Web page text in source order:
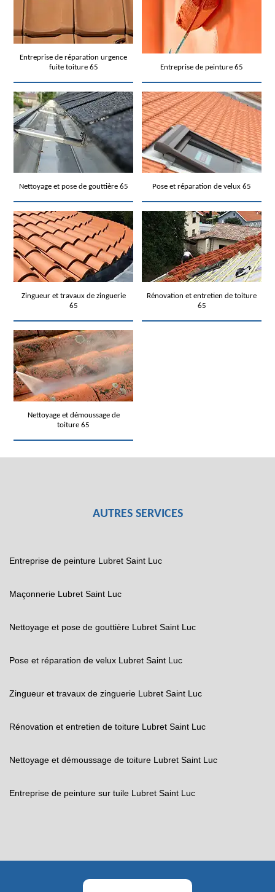
Entreprise de réparation urgence
fuite toiture 65
Entreprise de peinture 65
Nettoyage et pose de gouttière 65 Pose et réparation de velux 65
Zingueur et travaux de zinguerie
65
Rénovation et entretien de toiture
65
Nettoyage et démoussage de
toiture 65
AUTRES SERVICES
Entreprise de peinture Lubret Saint Luc
Maçonnerie Lubret Saint Luc
Nettoyage et pose de gouttière Lubret Saint Luc
Pose et réparation de velux Lubret Saint Luc
Zingueur et travaux de zinguerie Lubret Saint Luc
Rénovation et entretien de toiture Lubret Saint Luc
Nettoyage et démoussage de toiture Lubret Saint Luc
Entreprise de peinture sur tuile Lubret Saint Luc